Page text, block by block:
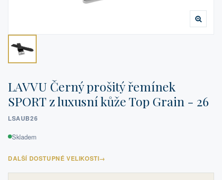
LAVVU Černý prošitý řemínek
SPORT z luxusní kůže Top Grain - 26
LSAUB26
Skladem
DALŠÍ DOSTUPNÉ VELIKOSTI→